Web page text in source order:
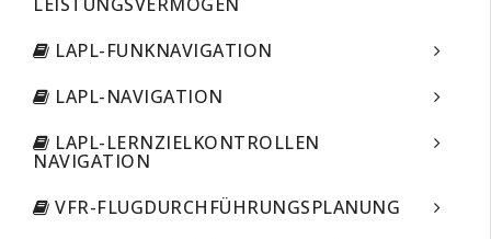
LAPL-FUNKNAVIGATION
LAPL-NAVIGATION
LAPL-LERNZIELKONTROLLEN
NAVIGATION
VFR-FLUGDURCHFÜHRUNGSPLANUNG